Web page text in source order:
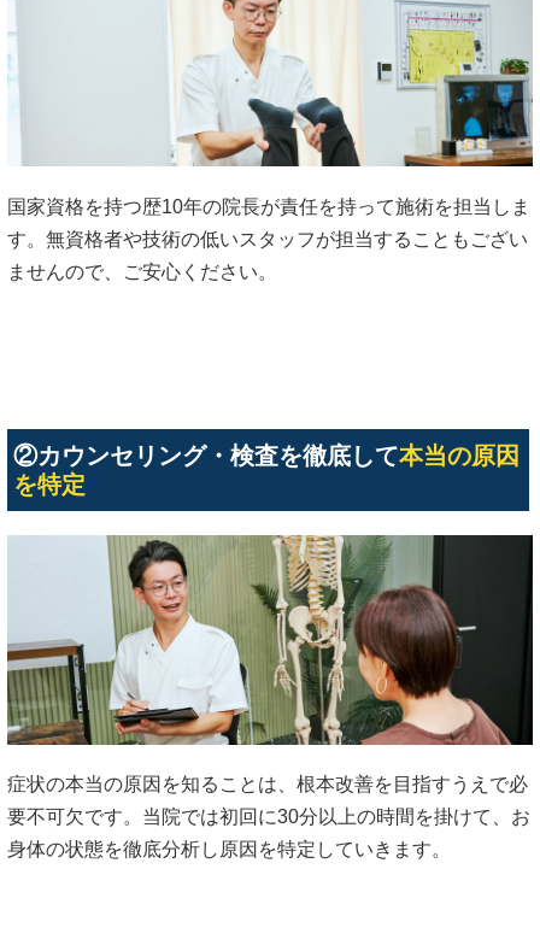
国家資格を持つ歴10年の院長が責任を持って施術を担当しま
す。無資格者や技術の低いスタッフが担当することもござい
ませんので、ご安心ください。
②カウンセリング・検査を徹底して本当の原因
を特定
症状の本当の原因を知ることは、根本改善を目指すうえで必
要不可欠です。当院では初回に30分以上の時間を掛けて、お
身体の状態を徹底分析し原因を特定していきます。